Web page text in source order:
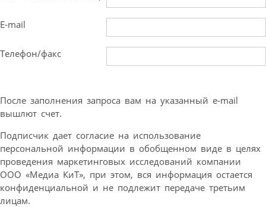
E-mail
Телефон/факс
После заполнения запроса вам на указанный e-mail
вышлют счет.
Подписчик дает согласие на использование
персональной информации в обобщенном виде в целях
проведения маркетинговых исследований компании
ООО «Медиа КиТ», при этом, вся информация остается
конфиденциальной и не подлежит передаче третьим
лицам.